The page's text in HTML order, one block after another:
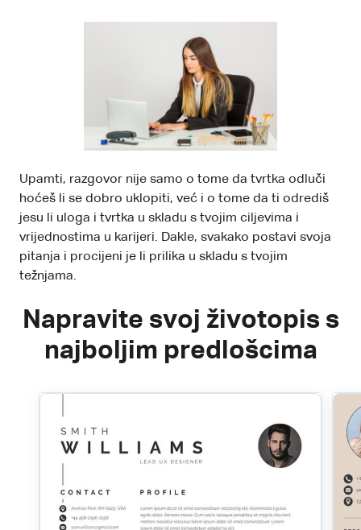
Upamti, razgovor nije samo o tome da tvrtka odluči
hoćeš li se dobro uklopiti, već i o tome da ti odrediš
jesu li uloga i tvrtka u skladu s tvojim ciljevima i
vrijednostima u karijeri. Dakle, svakako postavi svoja
pitanja i procijeni je li prilika u skladu s tvojim
težnjama.
Napravite svoj životopis s
najboljim predlošcima